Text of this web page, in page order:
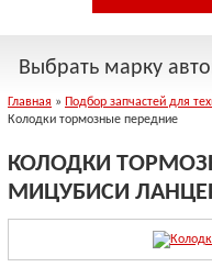
Выбрать марку
Главная » Подбор запчастей для
Колодки тормозные передние
КОЛОДКИ
МИЦУБИСИ